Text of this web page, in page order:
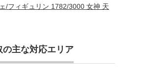
/フィギュリン 1782/3000 女神 天
の主な対応エリア